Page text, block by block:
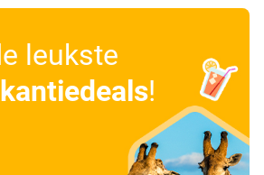
leukste
!